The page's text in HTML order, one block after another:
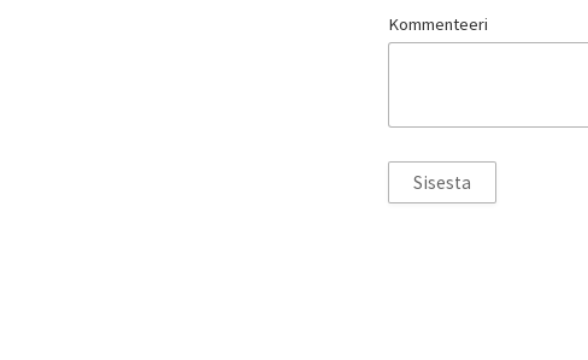
Kommenteeri